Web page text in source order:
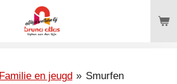
Familie en jeugd » Smurfen